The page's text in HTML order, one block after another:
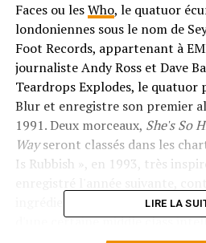
Faces ou lesWho, le quatuor
londoniennes sous le nom de
Foot Records, appartenant à
journaliste Andy Ross et Dave
Teardrops Explodes, le quatuor
Blur et enregistre son premier
1991. Deux morceaux, She's So
Wayseront classés dans les
Is Rubbish », en 1993, très
ingrédients du succès de Blur :
d'une certaine middle class
LIRE LA